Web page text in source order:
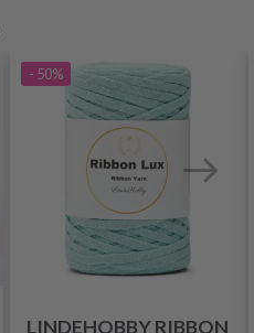
- 50%
LINDEHOBBY RIBBON